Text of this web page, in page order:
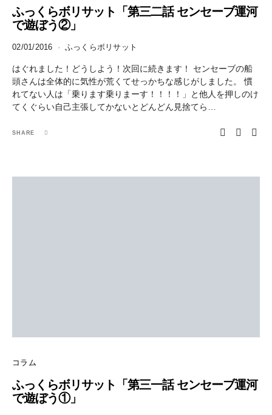
ふっくらボリサット「第三二話 センセーブ運河
で遊ぼう②」
02/01/2016 ふっくらボリサット
はぐれました！どうしよう！次回に続きます！ センセーブの船
頭さんは全体的に気性が荒くてせっかちな感じがしました。 慣
れてない人は「乗ります乗りまーす！！！！」と他人を押しのけ
てくぐらい自己主張してかないとどんどん見捨てら…
SHARE
コラム
ふっくらボリサット「第三一話 センセーブ運河
で遊ぼう①」